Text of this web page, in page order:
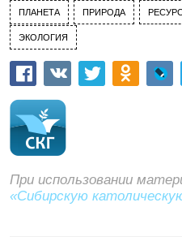
ПЛАНЕТА ПРИРОДА
ЭКОЛОГИЯ
При использовании
«Сибирскую